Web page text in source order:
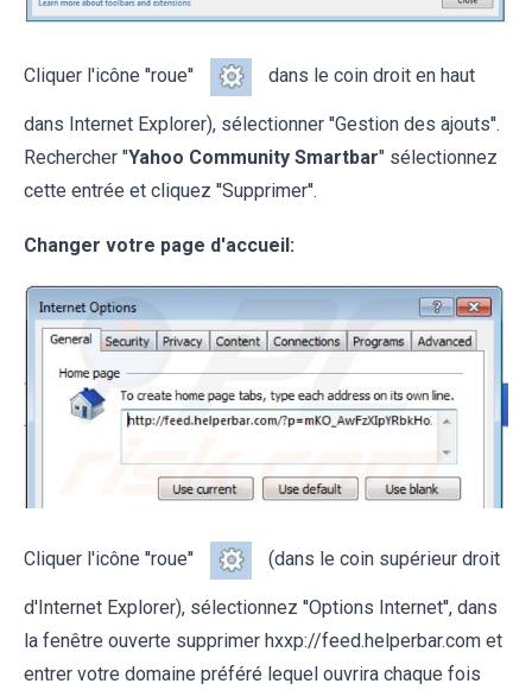
Cliquer l'icône ''roue'' dans le coin droit en haut
dans Internet Explorer), sélectionner ''Gestion des ajouts''.
Rechercher "Yahoo Community Smartbar" sélectionnez
cette entrée et cliquez ''Supprimer''.
Changer votre page d'accueil:
Cliquer l'icône ''roue'' (dans le coin supérieur droit
d'Internet Explorer), sélectionnez ''Options Internet'', dans
la fenêtre ouverte supprimer hxxp://feed.helperbar.com et
entrer votre domaine préféré lequel ouvrira chaque fois